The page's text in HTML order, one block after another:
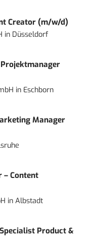
Creator (m/w/d)
in Düsseldorf
in Eschborn
Manager
– Content
inAlbstadt
Product &